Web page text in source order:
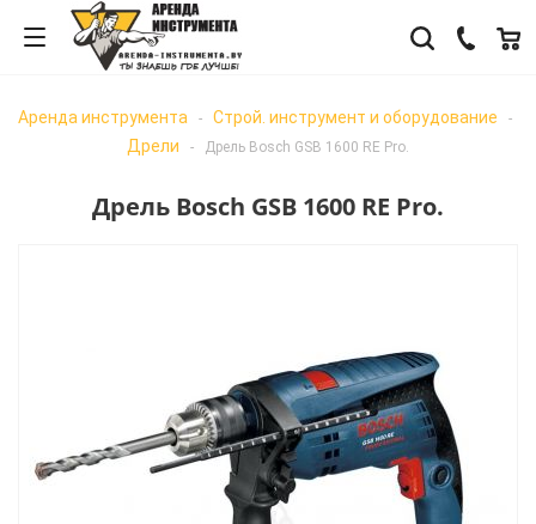
Аренда инструмента - Строй. инструмент и оборудование -
Дрели - Дрель Bosch GSB 1600 RE Pro.
Дрель Bosch GSB 1600 RE Pro.